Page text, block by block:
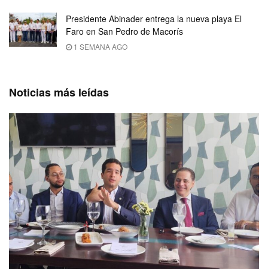
Presidente Abinader entrega la nueva playa El
Faro en San Pedro de Macorís
1 SEMANA AGO
Noticias más leídas